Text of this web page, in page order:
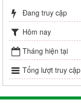
Đang truy cập
Hôm nay
Tháng hiện tại
Tổng lượt truy cập